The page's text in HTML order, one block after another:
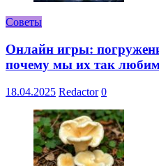
Советы
Онлайн игры:
почему мы их так
18.04.2025 Redactor 0